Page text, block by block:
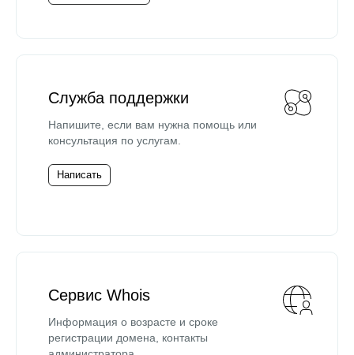
Служба поддержки
Напишите, если вам нужна помощь или
консультация по услугам.
Написать
Сервис Whois
Информация о возрасте и сроке
регистрации домена, контакты